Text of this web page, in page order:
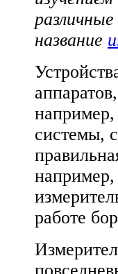
название
например,
системы,
например,
работе